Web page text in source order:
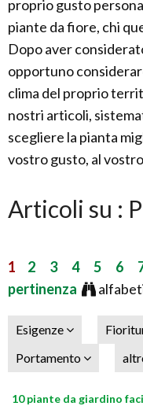
proprio gusto
piante da fiore, chi
Dopo aver
opportuno
clima del proprio
nostri articoli,
scegliere la pianta
vostro gusto, al
Articoli su :
1 2 3 4 5 6
pertinenza
Esigenze
Portamento
10 piante da giardino